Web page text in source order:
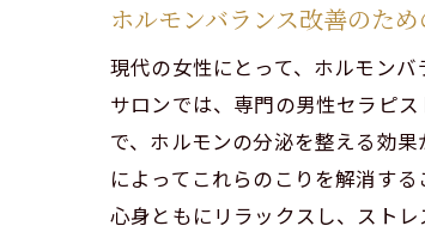
ホルモンバランス改善のた
現代の女性にとって、ホルモン
サロンでは、専門の男性セラピ
で、ホルモンの分泌を整える効
によってこれらのこりを解消す
心身ともにリラックスし、スト